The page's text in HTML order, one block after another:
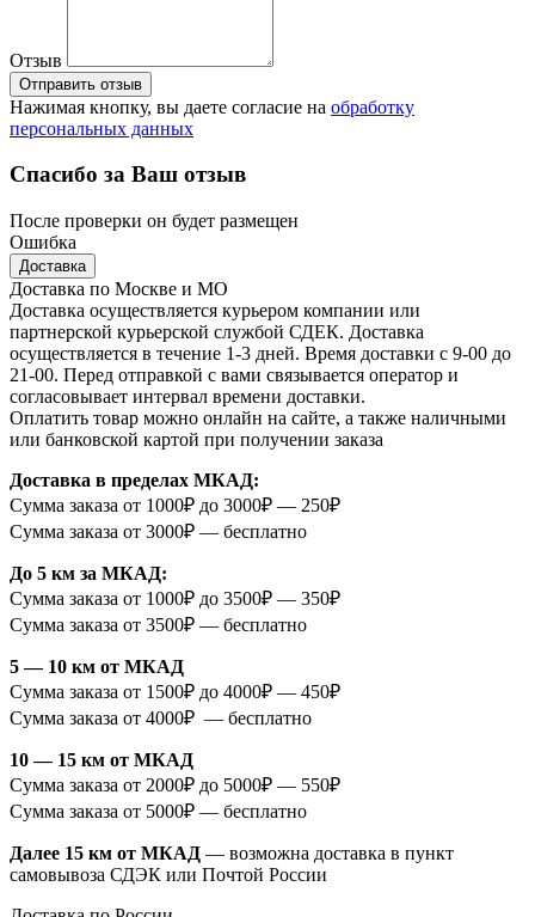
Отзыв
Отправить отзыв
Нажимая кнопку, вы даете согласие на обработку
персональных данных
Спасибо за Ваш отзыв
После проверки он будет размещен
Ошибка
Доставка
Доставка по Москве и МО
Доставка осуществляется курьером компании или
партнерской курьерской службой СДЕК. Доставка
осуществляется в течение 1-3 дней. Время доставки с 9-00 до
21-00. Перед отправкой с вами связывается оператор и
согласовывает интервал времени доставки.
Оплатить товар можно онлайн на сайте, а также наличными
или банковской картой при получении заказа
Доставка в пределах МКАД:
Сумма заказа от 1000₽ до 3000₽ — 250₽
Сумма заказа от 3000₽ — бесплатно
До 5 км за МКАД:
Сумма заказа от 1000₽ до 3500₽ — 350₽
Сумма заказа от 3500₽ — бесплатно
5 — 10 км от МКАД
Сумма заказа от 1500₽ до 4000₽ — 450₽
Сумма заказа от 4000₽ — бесплатно
10 — 15 км от МКАД
Сумма заказа от 2000₽ до 5000₽ — 550₽
Сумма заказа от 5000₽ — бесплатно
Далее 15 км от МКАД — возможна доставка в пункт
самовывоза СДЭК или Почтой России